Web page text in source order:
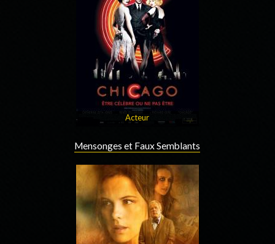
Acteur
Mensonges et Faux Semblants